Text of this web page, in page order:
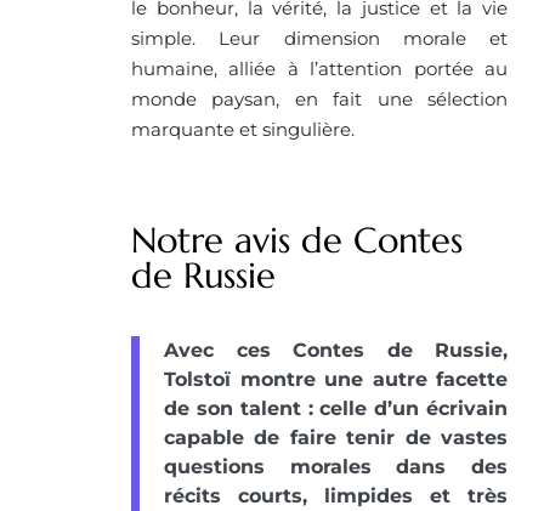
le bonheur, la vérité, la justice et la vie
simple. Leur dimension morale et
humaine, alliée à l’attention portée au
monde paysan, en fait une sélection
marquante et singulière.
Notre avis de Contes
de Russie
Avec ces Contes de Russie,
Tolstoï montre une autre facette
de son talent : celle d’un écrivain
capable de faire tenir de vastes
questions morales dans des
récits courts, limpides et très